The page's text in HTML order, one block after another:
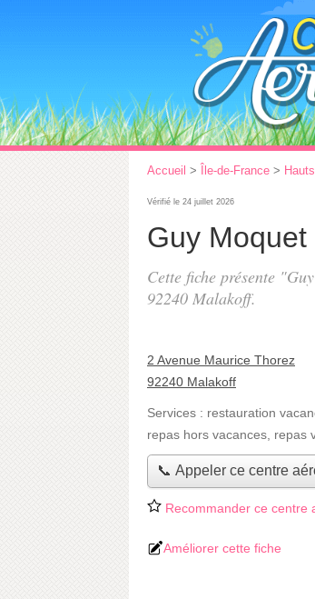
Accueil > Île-de-France >
Vérifié le 24 juillet 2026
Guy
Cette fiche présente
92240 Malakoff.
2 Avenue Maurice Thorez
92240 Malakoff
Services : restauration
repas hors vacances repas
📞 Appeler ce centre
Recommander ce centre
Améliorer cette fiche